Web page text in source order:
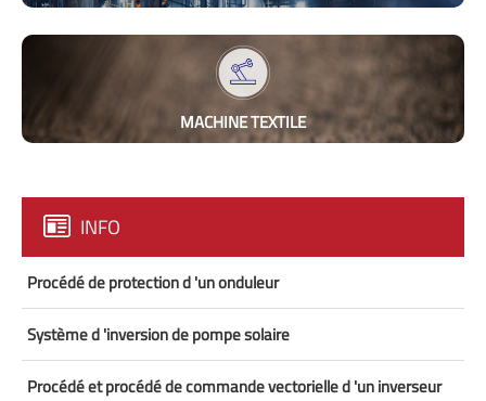
MACHINE TEXTILE
INFO
Procédé de protection d 'un onduleur
Système d 'inversion de pompe solaire
Procédé et procédé de commande vectorielle d 'un inverseur